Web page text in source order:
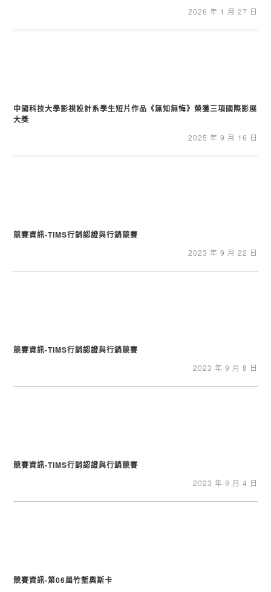
2026 年 1 月 27 日
中國科技大學影視設計系學生短片作品《無知無悔》榮獲三項國際影展
大獎
2025 年 9 月 16 日
競賽資訊-TIMS行銷認證與行銷競賽
2023 年 9 月 22 日
競賽資訊-TIMS行銷認證與行銷競賽
2023 年 9 月 8 日
競賽資訊-TIMS行銷認證與行銷競賽
2023 年 9 月 4 日
競賽資訊-第06屆竹塹奧斯卡